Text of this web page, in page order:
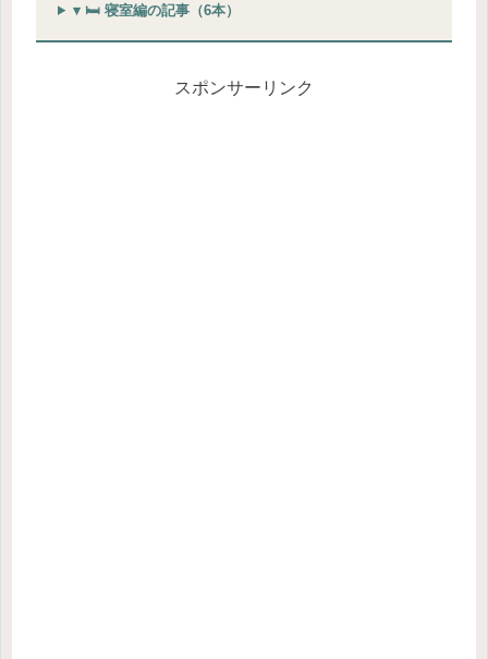
▾ 🛏 寝室編の記事（6本）
スポンサーリンク